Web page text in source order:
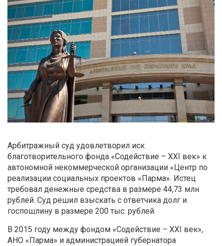
Арбитражный суд удовлетворил иск
благотворительного фонда «Содействие – XXI век» к
автономной некоммерческой организации «Центр по
реализации социальных проектов «Парма». Истец
требовал денежные средства в размере 44,73 млн
рублей. Суд решил взыскать с ответчика долг и
госпошлину в размере 200 тыс. рублей.
В 2015 году между фондом «Содействие – XXI век»,
АНО «Парма» и администрацией губернатора